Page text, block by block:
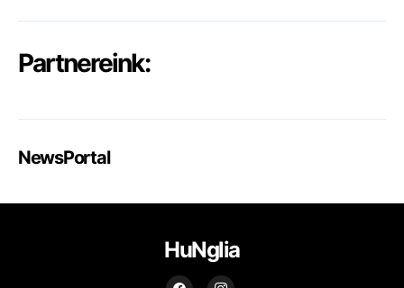
Partnereink:
NewsPortal
HuNglia